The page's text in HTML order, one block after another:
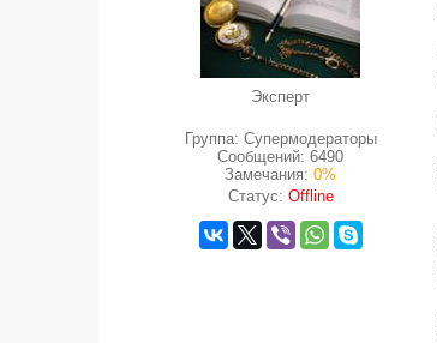
Эксперт
Группа: Супермодераторы
Сообщений: 6490
Замечания: 0%
Статус: Offline